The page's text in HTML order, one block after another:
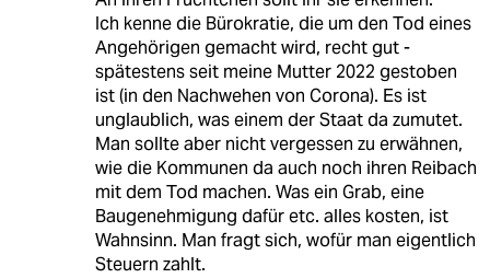
Ich kenne die Bürokratie, die um den Tod eines
Angehörigen gemacht wird, recht gut -
spätestens seit meine Mutter 2022 gestoben
ist (in den Nachwehen von Corona). Es ist
unglaublich, was einem der Staat da zumutet.
Man sollte aber nicht vergessen zu erwähnen,
wie die Kommunen da auch noch ihren Reibach
mit dem Tod machen. Was ein Grab, eine
Baugenehmigung dafür etc. alles kosten, ist
Wahnsinn. Man fragt sich, wofür man eigentlich
Steuern zahlt.